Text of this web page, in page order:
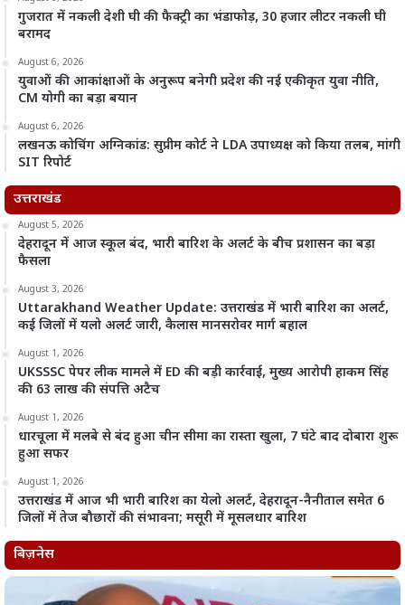
गुजरात में नकली देशी घी की फैक्ट्री का भंडाफोड़, 30 हजार लीटर नकली घी
बरामद
August 6, 2026
युवाओं की आकांक्षाओं के अनुरूप बनेगी प्रदेश की नई एकीकृत युवा नीति,
CM योगी का बड़ा बयान
August 6, 2026
लखनऊ कोचिंग अग्निकांड: सुप्रीम कोर्ट ने LDA उपाध्यक्ष को किया तलब, मांगी
SIT रिपोर्ट
उत्तराखंड
August 5, 2026
देहरादून में आज स्कूल बंद, भारी बारिश के अलर्ट के बीच प्रशासन का बड़ा
फैसला
August 3, 2026
Uttarakhand Weather Update: उत्तराखंड में भारी बारिश का अलर्ट,
कई जिलों में यलो अलर्ट जारी, कैलास मानसरोवर मार्ग बहाल
August 1, 2026
UKSSSC पेपर लीक मामले में ED की बड़ी कार्रवाई, मुख्य आरोपी हाकम सिंह
की 63 लाख की संपत्ति अटैच
August 1, 2026
धारचूला में मलबे से बंद हुआ चीन सीमा का रास्ता खुला, 7 घंटे बाद दोबारा शुरू
हुआ सफर
August 1, 2026
उत्तराखंड में आज भी भारी बारिश का येलो अलर्ट, देहरादून-नैनीताल समेत 6
जिलों में तेज बौछारों की संभावना; मसूरी में मूसलधार बारिश
बिज़नेस